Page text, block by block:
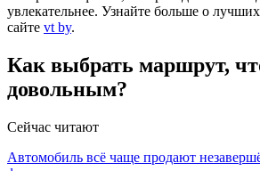
увлекательнее. Узнайте больше о
сайте vt by.
Как выбрать маршрут,
довольным?
Сейчас читают
Автомобиль всё чаще продают